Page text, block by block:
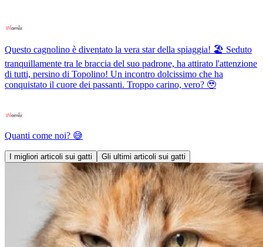
Questo cagnolino è diventato la vera star della spiaggia! 🏖️ Seduto
tranquillamente tra le braccia del suo padrone, ha attirato l'attenzione
di tutti, persino di Topolino! Un incontro dolcissimo che ha
conquistato il cuore dei passanti. Troppo carino, vero? 🥹
Quanti come noi? 😅
I migliori articoli sui gatti Gli ultimi articoli sui gatti